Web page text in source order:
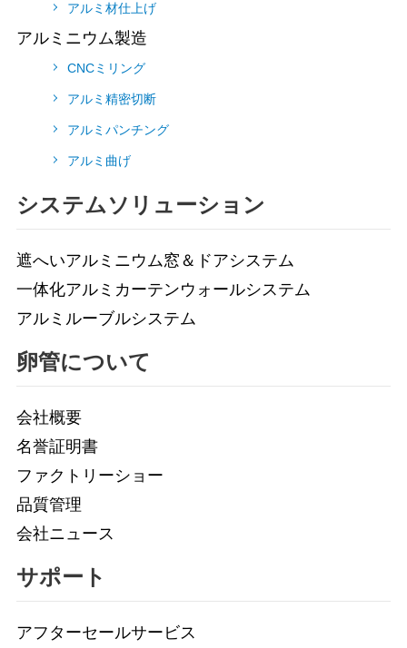
アルミ材仕上げ
アルミニウム製造
CNCミリング
アルミ精密切断
アルミパンチング
アルミ曲げ
システムソリューション
遮へいアルミニウム窓＆ドアシステム
一体化アルミカーテンウォールシステム
アルミルーブルシステム
卵管について
会社概要
名誉証明書
ファクトリーショー
品質管理
会社ニュース
サポート
アフターセールサービス